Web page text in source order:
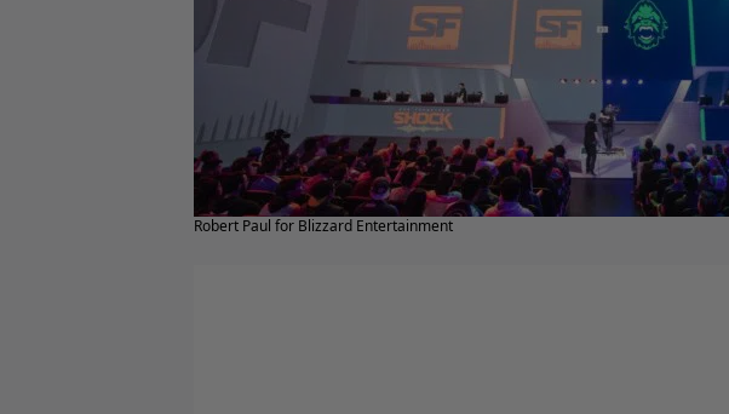
Robert Paul for Blizzard Entertainment